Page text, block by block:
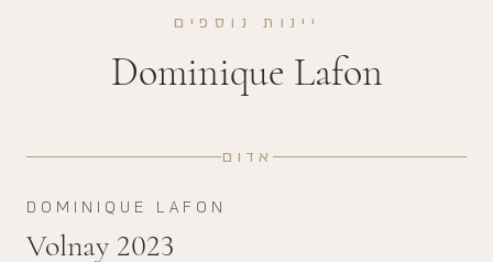
יינות נוספים
Dominique Lafon
אדום
DOMINIQUE LAFON
Volnay 2023